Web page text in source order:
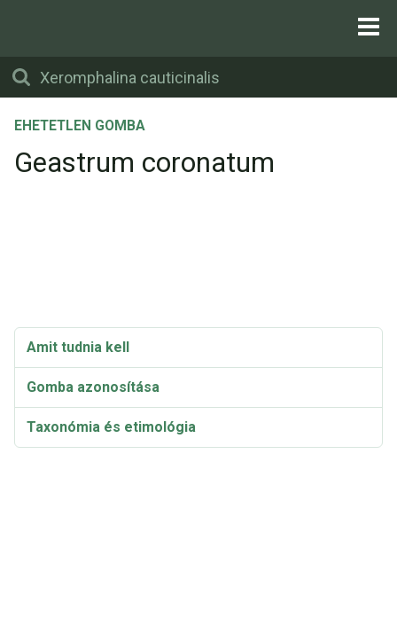
EHETETLEN GOMBA
Geastrum coronatum
Amit tudnia kell
Gomba azonosítása
Taxonómia és etimológia